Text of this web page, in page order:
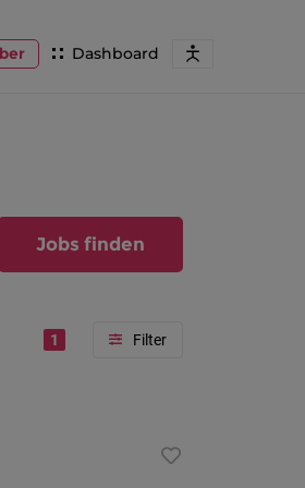
Dashboard
Jobs finden
1